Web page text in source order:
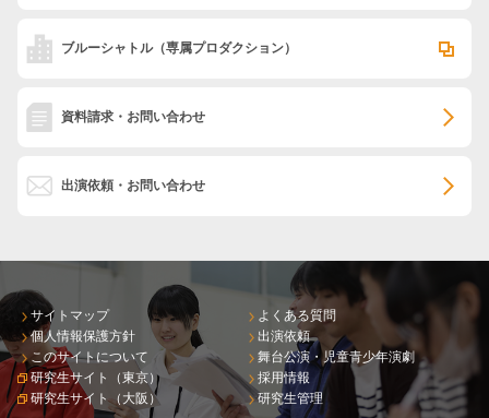
ブルーシャトル（専属プロダクション）
資料請求・お問い合わせ
出演依頼・お問い合わせ
サイトマップ
個人情報保護方針
このサイトについて
研究生サイト（東京）
研究生サイト（大阪）
よくある質問
出演依頼
舞台公演・児童青少年演劇
採用情報
研究生管理